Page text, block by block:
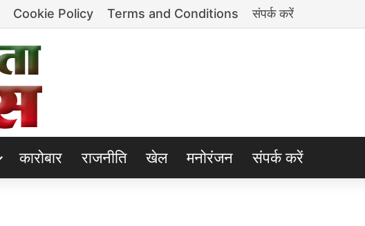
Cookie Policy Terms and Conditions संपर्क करें
कारोबार राजनीति खेल मनोरंजन संपर्क करें